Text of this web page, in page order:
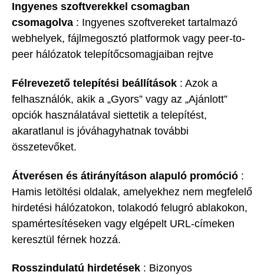
Ingyenes szoftverekkel csomagban
csomagolva : Ingyenes szoftvereket tartalmazó
webhelyek, fájlmegosztó platformok vagy peer-to-
peer hálózatok telepítőcsomagjaiban rejtve
Félrevezető telepítési beállítások : Azok a
felhasználók, akik a „Gyors” vagy az „Ajánlott”
opciók használatával siettetik a telepítést,
akaratlanul is jóváhagyhatnak további
összetevőket.
Átverésen és átirányításon alapuló promóció :
Hamis letöltési oldalak, amelyekhez nem megfelelő
hirdetési hálózatokon, tolakodó felugró ablakokon,
spamértesítéseken vagy elgépelt URL-címeken
keresztül férnek hozzá.
Rosszindulatú hirdetések : Bizonyos